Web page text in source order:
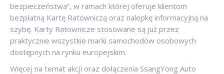
bezpieczeństwa”, w ramach której oferuje klientom
bezpłatną Kartę Ratowniczą oraz nalepkę informacyjną na
szybę. Karty Ratownicze stosowane są już przez
praktycznie wszystkie marki samochodów osobowych
dostępnych na rynku europejskim.
Więcej na temat akcji oraz dołączenia SsangYong Auto